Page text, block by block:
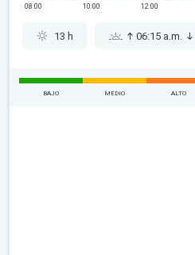
08:00 10:00 12:00
13 h 06:15 a.m.
BAJO MEDIO ALTO